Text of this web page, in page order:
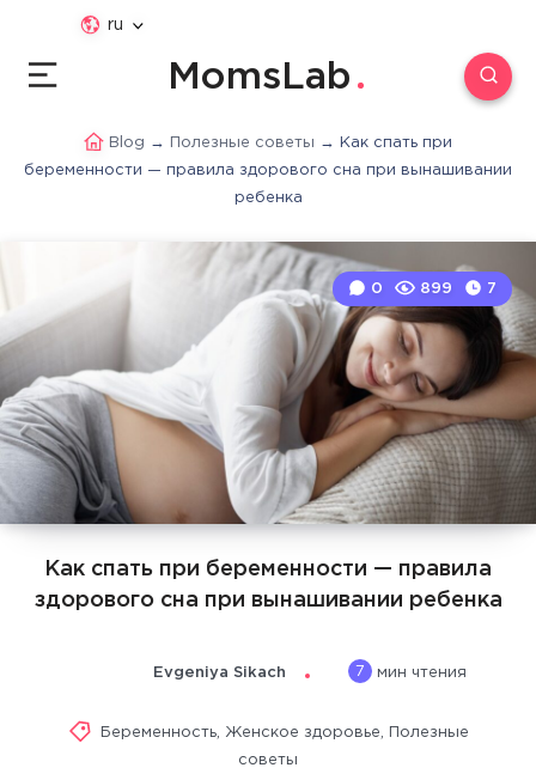
ru
MomsLab
Blog → Полезные советы → Как спать при
беременности — правила здорового сна при вынашивании
ребенка
Как спать при беременности — правила
здорового сна при вынашивании ребенка
0 899 7
Evgeniya Sikach 7 мин чтения
Беременность, Женское здоровье Полезные
советы